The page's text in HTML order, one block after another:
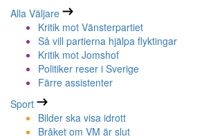
Alla Väljare
Kritik mot Vänsterpartiet
Så vill partierna hjälpa flyktingar
Kritik mot Jomshof
Politiker reser i Sverige
Färre assistenter
Sport
Bilder ska visa idrott
Bråket om VM är slut